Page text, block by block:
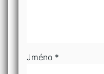
Jméno *